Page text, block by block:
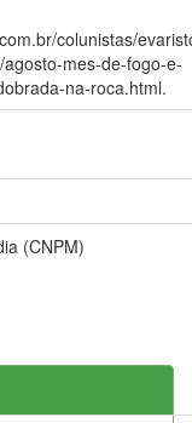
colunistas/
mes-de-fogo-e-
na-roca.html.
(CNPM)